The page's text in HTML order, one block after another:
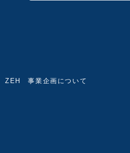
ZEH 事業企画について